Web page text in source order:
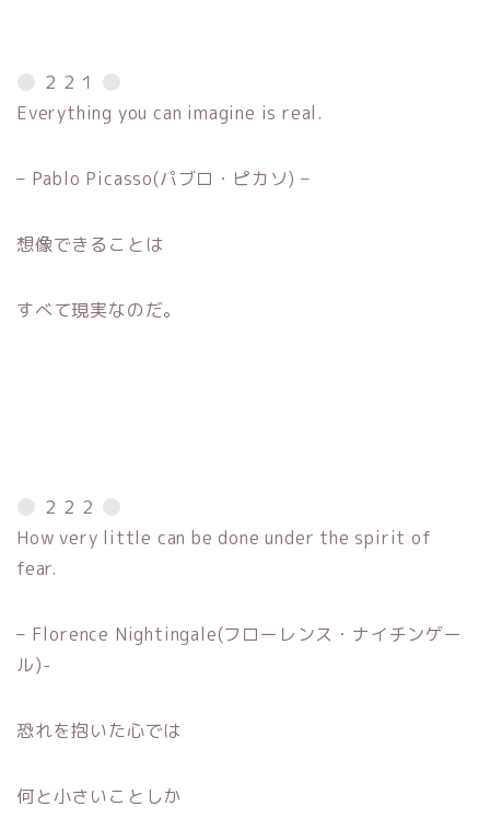
２２１
Everything you can imagine is real.
– Pablo Picasso(パブロ・ピカソ) –
想像できることは
すべて現実なのだ。
２２２
How very little can be done under the spirit of
fear.
– Florence Nightingale(フローレンス・ナイチンゲー
ル)-
恐れを抱いた心では
何と小さいことしか